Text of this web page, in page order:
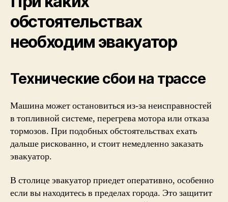
обстоятельствах
необходим эвакуатор
Технические сбои на трассе
Машина может остановиться из-за неисправностей
в топливной системе, перегрева мотора или отказа
тормозов. При подобных обстоятельствах ехать
дальше рискованно, и стоит немедленнозаказать
эвакуатор.
В столице эвакуатор приедет оперативно, особенно
если вы находитесь в пределах города. Это защитит